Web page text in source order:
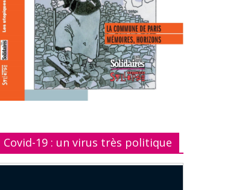
Covid-19 : un virus très politique